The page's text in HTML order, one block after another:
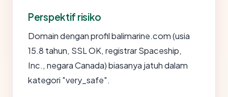
Perspektif risiko
Domain dengan profil balimarine.com (usia
15.8 tahun, SSL OK, registrar Spaceship,
Inc., negara Canada) biasanya jatuh dalam
kategori "very_safe".